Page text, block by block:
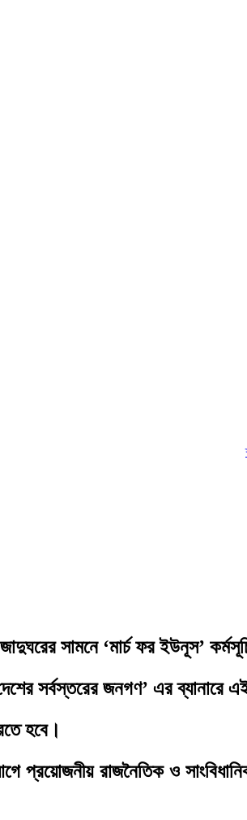
সামনে ‘মার্চ ফর ইউনূস’
সর্বস্তরের জনগণ’ এর ব্যানারে
হবে।
প্রয়োজনীয় রাজনৈতিক ও